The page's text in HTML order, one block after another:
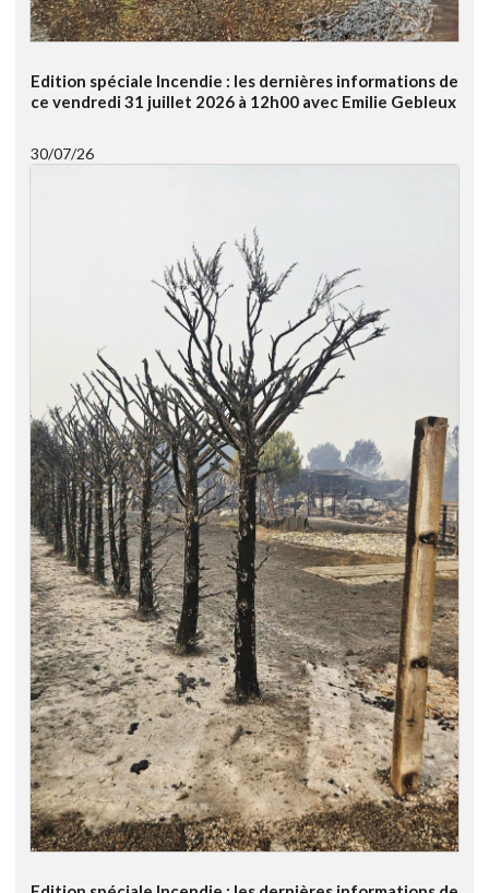
Edition spéciale Incendie : les dernières informations de
ce vendredi 31 juillet 2026 à 12h00 avec Emilie Gebleux
30/07/26